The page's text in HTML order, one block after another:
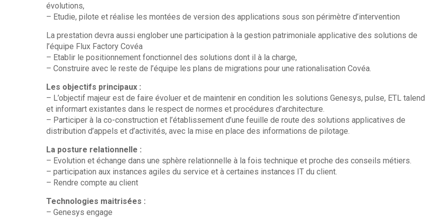
évolutions,
– Etudie, pilote et réalise les montées de version des applications sous son périmètre d’intervention
La prestation devra aussi englober une participation à la gestion patrimoniale applicative des solutions de
l’équipe Flux Factory Covéa
– Etablir le positionnement fonctionnel des solutions dont il à la charge,
– Construire avec le reste de l’équipe les plans de migrations pour une rationalisation Covéa.
Les objectifs principaux :
– L’objectif majeur est de faire évoluer et de maintenir en condition les solutions Genesys, pulse, ETL talend
et informart existantes dans le respect de normes et procédures d’architecture.
– Participer à la co-construction et l’établissement d’une feuille de route des solutions applicatives de
distribution d’appels et d’activités, avec la mise en place des informations de pilotage.
La posture relationnelle :
– Evolution et échange dans une sphère relationnelle à la fois technique et proche des conseils métiers.
– participation aux instances agiles du service et à certaines instances IT du client.
– Rendre compte au client
Technologies maitrisées :
– Genesys engage